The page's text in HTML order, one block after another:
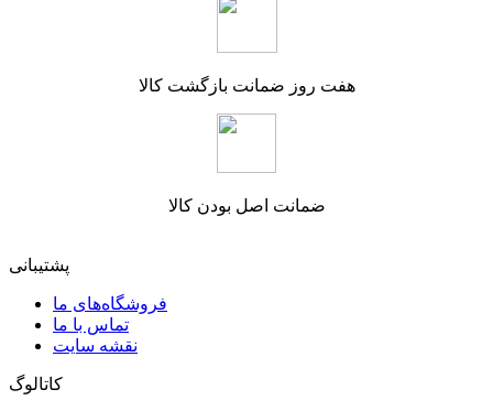
هفت روز ضمانت بازگشت کالا
ضمانت اصل بودن کالا
پشتیبانی
فروشگاه‌های ما
تماس با ما
نقشه سایت
کاتالوگ